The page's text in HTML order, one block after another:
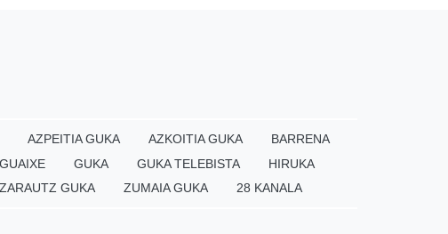
AZPEITIA GUKA AZKOITIA GUKA
BARRENA
GUAIXE GUKA GUKA TELEBISTA
HIRUKA
ZARAUTZ GUKA ZUMAIA GUKA 28 KANALA